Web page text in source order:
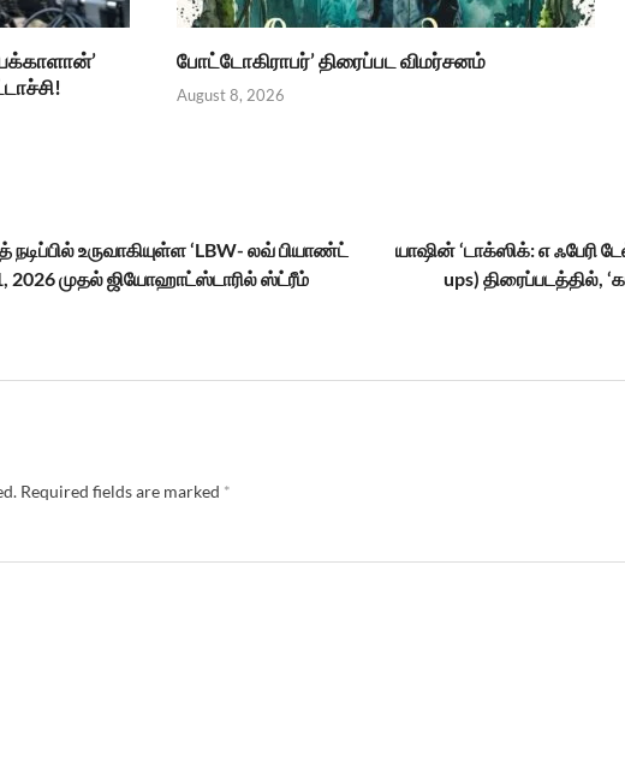
போட்டோகிராபர்’ திரைப்பட விமர்சனம்
August 8, 2026
உருவாகியுள்ள ‘LBW- லவ் பியாண்ட்
முதல் ஜியோஹாட்ஸ்டாரில் ஸ்ட்ரீம்
யாஷின் ‘டாக்ஸிக்: எ ஃபேரி
ups) திரைப்படத்தில்,
Required fields are marked *